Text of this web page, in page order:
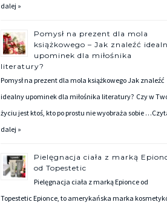
dalej »
Pomysł na prezent dla mola
książkowego – Jak znaleźć
upominek dla miłośnika
literatury?
Pomysł na prezent dla mola książkowego Jak znaleźć
idealny upominek dla miłośnika literatury? Czy w
życiu jest ktoś, kto po prostu nie wyobraża sobie …
dalej »
Pielęgnacja ciała z marką
od Topestetic
Pielęgnacja ciała z marką Epionce od
Topestetic Epionce, to amerykańska marka